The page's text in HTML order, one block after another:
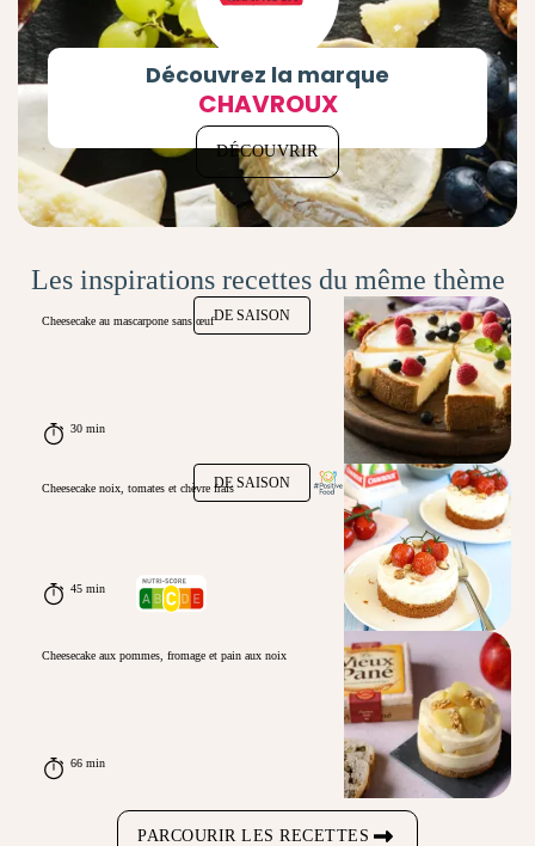
Découvrez la marque
CHAVROUX
DÉCOUVRIR
Les inspirations recettes du même thème
DE SAISON
Cheesecake au mascarpone sans œuf
30 min
DE SAISON
Cheesecake noix, tomates et chèvre frais
45 min
Cheesecake aux pommes, fromage et pain aux noix
66 min
PARCOURIR LES RECETTES